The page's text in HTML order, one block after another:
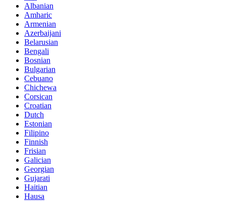
Albanian
Amharic
Armenian
Azerbaijani
Belarusian
Bengali
Bosnian
Bulgarian
Cebuano
Chichewa
Corsican
Croatian
Dutch
Estonian
Filipino
Finnish
Frisian
Galician
Georgian
Gujarati
Haitian
Hausa